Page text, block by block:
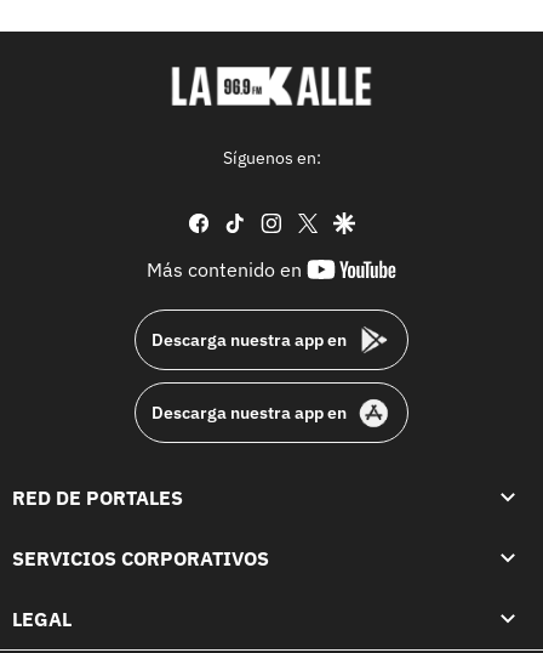
Síguenos en:
facebook
tiktok instagram
twittergoogle
Más contenido en
youtube-
Descarga nuestra app en
Descarga nuestra app en
RED DE PORTALES
SERVICIOS CORPORATIVOS
LEGAL